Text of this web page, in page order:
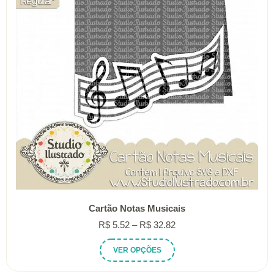
ser
escolhidas
na
página
do
produto
Cartão Notas Musicais
R$ 5.52 – R$ 32.82Faixa
VER OPÇÕES
produto
tem